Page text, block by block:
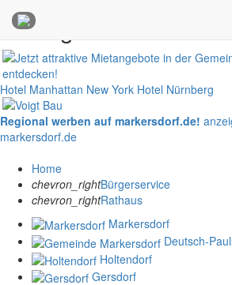
Anzeigen
Hotel Manhattan New York Hotel Nürnberg
Regional werben auf markersdorf.de!
markersdorf.de
Home
chevron_rightBürgerservice
chevron_rightRathaus
Markersdorf
Deutsch-
Holtendorf
Gersdorf